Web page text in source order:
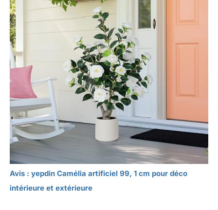
Avis : yepdin Camélia artificiel 99, 1 cm pour déco
intérieure et extérieure